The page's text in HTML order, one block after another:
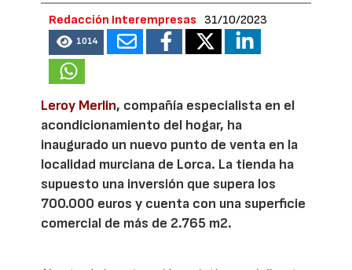
Redacción Interempresas 31/10/2023
1014
Leroy Merlin, compañía especialista en el
acondicionamiento del hogar, ha
inaugurado un nuevo punto de venta en la
localidad murciana de Lorca. La tienda ha
supuesto una inversión que supera los
700.000 euros y cuenta con una superficie
comercial de más de 2.765 m2.